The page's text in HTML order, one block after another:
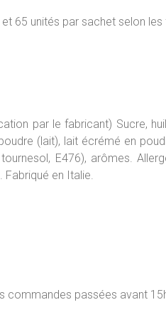
65 unités par sachet selon
par le fabricant) Sucre,
(lait), lait écrémé en
E476), arômes.
en Italie.
commandes passées avant